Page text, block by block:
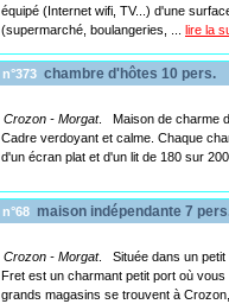
équipé (Internet wifi, TV...) d'une
(supermarché, boulangeries, ... lire la
n°373 chambre d'hôtes 10 pers.
Crozon - Morgat. Maison de charme
Cadre verdoyant et calme. Chaque
d'un écran plat et d'un lit de 180 sur
n°68 maison indépendante 7
Crozon - Morgat. Située dans un petit
Fret est un charmant petit port où
grands magasins se trouvent à